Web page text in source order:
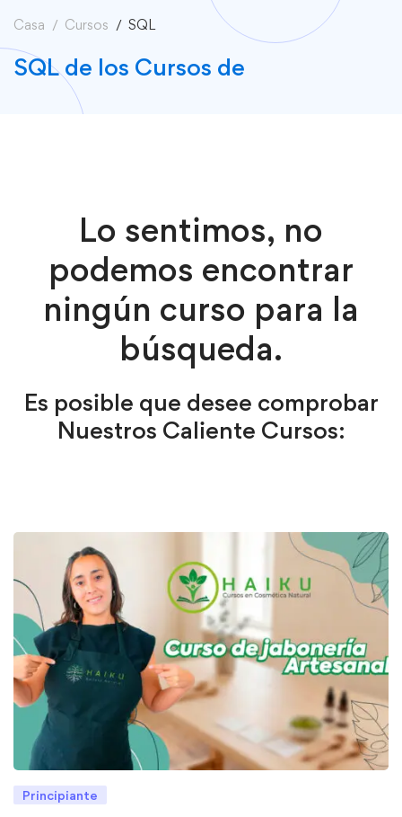
Casa Cursos SQL
SQL de los Cursos de
Lo sentimos, no
podemos encontrar
ningún curso para la
búsqueda.
Es posible que desee comprobar
Nuestros Caliente Cursos:
Principiante